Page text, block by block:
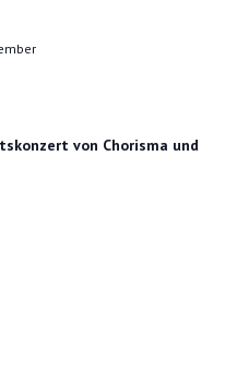
von Chorisma und